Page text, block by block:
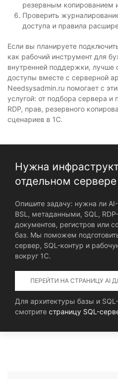
резервным копированием
Проверить
доступа и правила
Если вы планируете
как рабочий инструмент для
внутренней поддержки, лучше
доступы вместе с серверной
Needsysadmin.ru помогает с
услугой: от подбора сервера и
RDP, прав, резервного
сценариев в 1С.
Нужна
отдельном сервере
Опишите задачу: нужна ли
BSL, метаданными, SQL,
документов, регистров или
баз. Мы поможем
сервер, SQL-контур и
вокруг 1С.
ПЕРЕЙТИ НА СТРАНИЦУ AI
Для архитектуры базы и
смотрите страницу SQL-